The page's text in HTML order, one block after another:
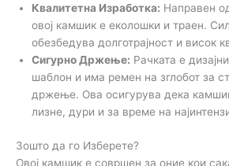
Квалитетна Изработка: Направен
овој камшик е еколошки и траен.
обезбедува долготрајност и висок
Сигурно Држење: Рачката е
шаблон и има ремен на зглобот за
држење. Ова осигурува дека
лизне, дури и за време на
Зошто да го Изберете?
Овој камшик е совршен за оние кои